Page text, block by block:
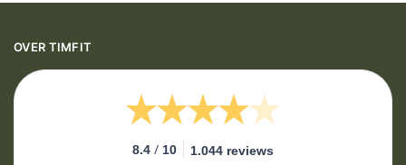
OVER TIMFIT
8.4 / 10 1.044 reviews